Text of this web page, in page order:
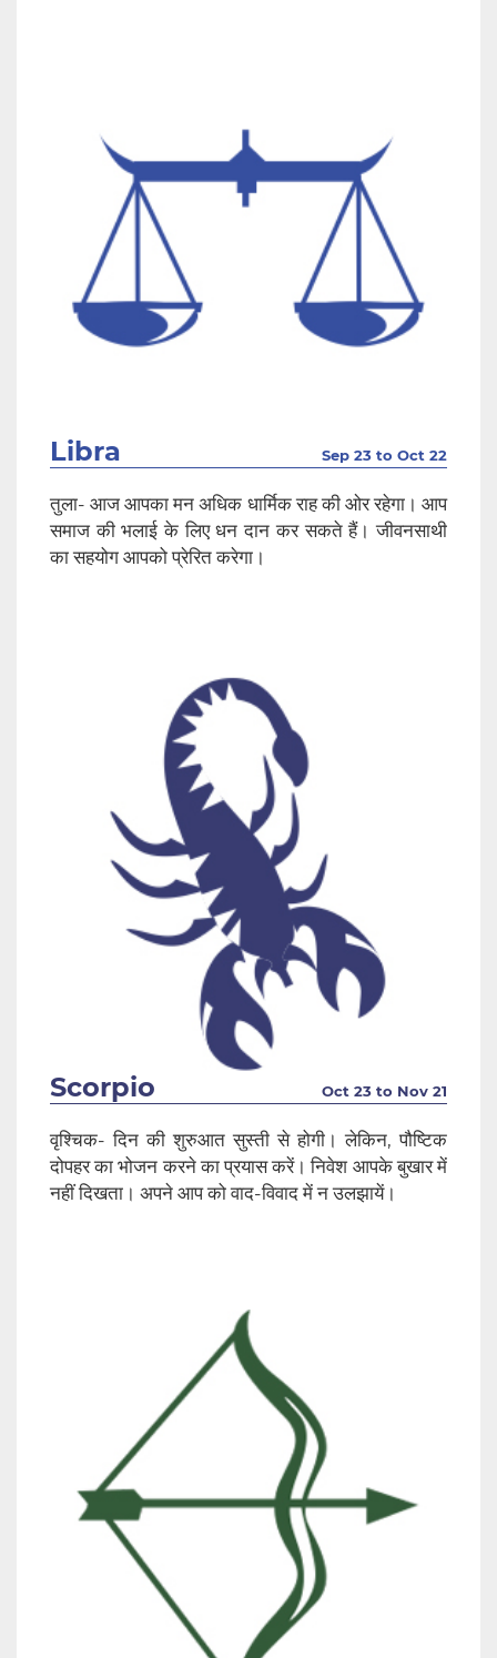
Libra Sep 23 to Oct 22
तुला- आज आपका मन अधिक धार्मिक राह की ओर रहेगा। आप
समाज की भलाई के लिए धन दान कर सकते हैं। जीवनसाथी
का सहयोग आपको प्रेरित करेगा।
Scorpio Oct 23 to Nov 21
वृश्चिक- दिन की शुरुआत सुस्ती से होगी। लेकिन, पौष्टिक
दोपहर का भोजन करने का प्रयास करें। निवेश आपके बुखार में
नहीं दिखता। अपने आप को वाद-विवाद में न उलझायें।